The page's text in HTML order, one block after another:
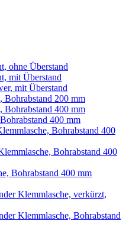
ohne Überstand
mit Überstand
mit Überstand
Bohrabstand 200 mm
Bohrabstand 400 mm
400 mm
Bohrabstand 400
Bohrabstand 400
Bohrabstand 400 mm
Klemmlasche, verkürzt,
Klemmlasche, Bohrabstand